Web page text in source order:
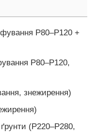
P80–P120 +
P80–P120,
знежирення)
(P220–P280,